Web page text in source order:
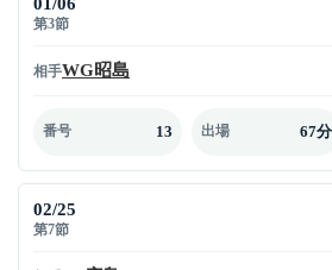
第3節
相手WG昭島
番号 13 出場 67分
02/25
第7節